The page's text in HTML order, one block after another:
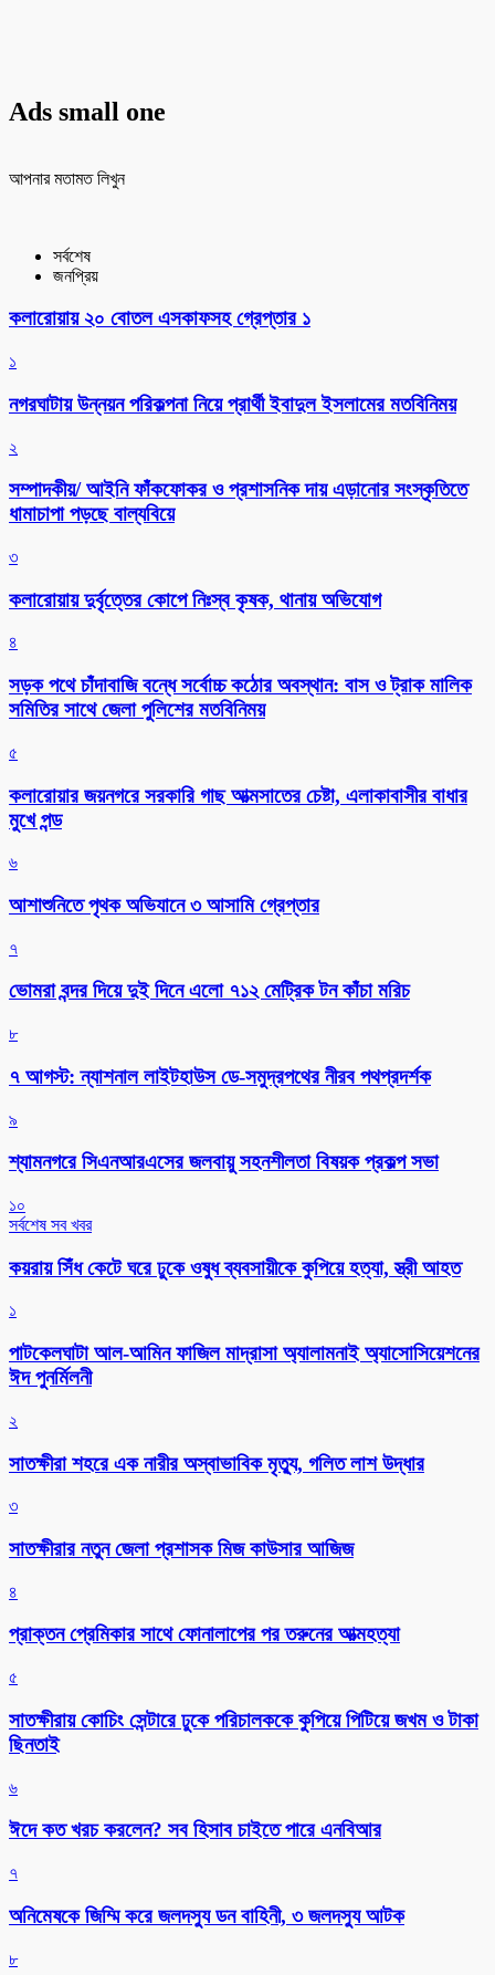
Ads small one
আপনার মতামত লিখুন
সর্বশেষ
জনপ্রিয়
কলারোয়ায় ২০ বোতল এসকাফসহ গ্রেপ্তার ১
১
নগরঘাটায় উন্নয়ন পরিকল্পনা নিয়ে প্রার্থী ইবাদুল ইসলামের মতবিনিময়
২
সম্পাদকীয়/ আইনি ফাঁকফোকর ও প্রশাসনিক দায় এড়ানোর সংস্কৃতিতে
ধামাচাপা পড়ছে বাল্যবিয়ে
৩
কলারোয়ায় দুর্বৃত্তের কোপে নিঃস্ব কৃষক, থানায় অভিযোগ
৪
সড়ক পথে চাঁদাবাজি বন্ধে সর্বোচ্চ কঠোর অবস্থান: বাস ও ট্রাক মালিক
সমিতির সাথে জেলা পুলিশের মতবিনিময়
৫
কলারোয়ার জয়নগরে সরকারি গাছ আত্মসাতের চেষ্টা, এলাকাবাসীর বাধার
মুখে পন্ড
৬
আশাশুনিতে পৃথক অভিযানে ৩ আসামি গ্রেপ্তার
৭
ভোমরা বন্দর দিয়ে দুই দিনে এলো ৭১২ মেট্রিক টন কাঁচা মরিচ
৮
৭ আগস্ট: ন্যাশনাল লাইটহাউস ডে-সমুদ্রপথের নীরব পথপ্রদর্শক
৯
শ্যামনগরে সিএনআরএসের জলবায়ু সহনশীলতা বিষয়ক প্রকল্প সভা
১০
সর্বশেষ সব খবর
কয়রায় সিঁধ কেটে ঘরে ঢুকে ওষুধ ব্যবসায়ীকে কুপিয়ে হত্যা, স্ত্রী আহত
১
পাটকেলঘাটা আল-আমিন ফাজিল মাদ্রাসা অ্যালামনাই অ্যাসোসিয়েশনের
ঈদ পুনর্মিলনী
২
সাতক্ষীরা শহরে এক নারীর অস্বাভাবিক মৃত্যু, গলিত লাশ উদ্ধার
৩
সাতক্ষীরার নতুন জেলা প্রশাসক মিজ কাউসার আজিজ
৪
প্রাক্তন প্রেমিকার সাথে ফোনালাপের পর তরুনের আত্মহত্যা
৫
সাতক্ষীরায় কোচিং সেন্টারে ঢুকে পরিচালককে কুপিয়ে পিটিয়ে জখম ও টাকা
ছিনতাই
৬
ঈদে কত খরচ করলেন? সব হিসাব চাইতে পারে এনবিআর
৭
অনিমেষকে জিম্মি করে জলদস্যু ডন বাহিনী, ৩ জলদস্যু আটক
৮